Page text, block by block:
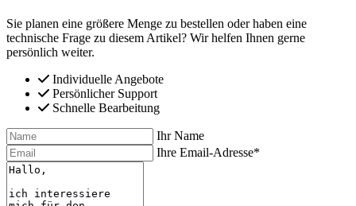
Sie planen eine größere Menge zu bestellen oder haben eine
technische Frage zu diesem Artikel? Wir helfen Ihnen gerne
persönlich weiter.
Individuelle Angebote
Persönlicher Support
Schnelle Bearbeitung
Ihr Name
Ihre Email-Adresse*